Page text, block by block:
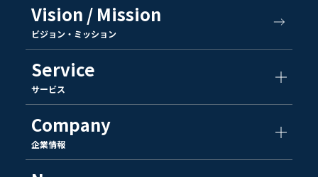
Vision / Mission
ビジョン・ミッション
Service
サービス
Company
企業情報